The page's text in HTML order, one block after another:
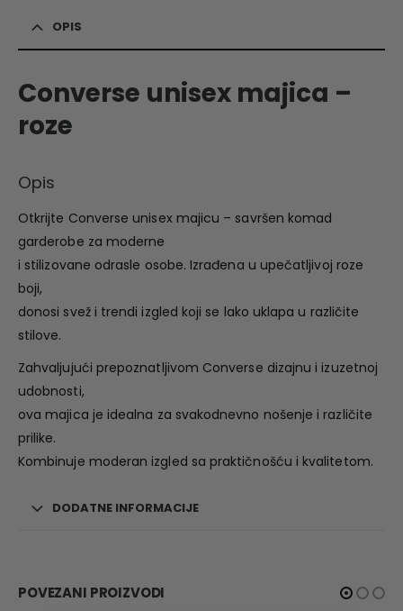
OPIS
Converse unisex majica –
roze
Opis
Otkrijte Converse unisex majicu – savršen komad
garderobe za moderne
i stilizovane odrasle osobe. Izrađena u upečatljivoj roze
boji,
donosi svež i trendi izgled koji se lako uklapa u različite
stilove.
Zahvaljujući prepoznatljivom Converse dizajnu i izuzetnoj
udobnosti,
ova majica je idealna za svakodnevno nošenje i različite
prilike.
Kombinuje moderan izgled sa praktičnošću i kvalitetom.
DODATNE INFORMACIJE
POVEZANI PROIZVODI